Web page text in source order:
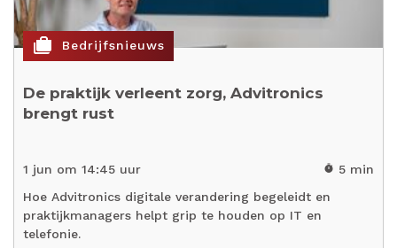
cases Bedrijfsnieuws
De praktijk verleent zorg, Advitronics
brengt rust
1 jun om 14:45 uur timer 5 min
Hoe Advitronics digitale verandering begeleidt en
praktijkmanagers helpt grip te houden op IT en
telefonie.